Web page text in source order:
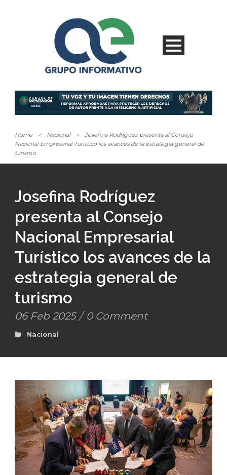
Home > Nacional >
Josefina Rodríguez presenta al Consejo
Nacional Empresarial Turístico los avances de la estrategia general de
turismo
Josefina Rodríguez
presenta al Consejo
Nacional Empresarial
Turístico los avances de la
estrategia general de
turismo
06 Feb 2025 / 0 Comment
Nacional